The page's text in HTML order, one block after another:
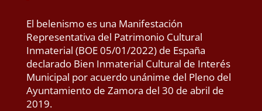
El belenismo es una Manifestación
Representativa del Patrimonio Cultural
Inmaterial (BOE 05/01/2022) de España
declarado Bien Inmaterial Cultural de Interés
Municipal por acuerdo unánime del Pleno del
Ayuntamiento de Zamora del 30 de abril de
2019.